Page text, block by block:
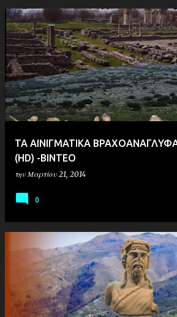
ΤΑ ΑΙΝΙΓΜΑΤΙΚΑ
(HD) -ΒΙΝΤΕΟ
την Μαρτίου 21, 2014
0